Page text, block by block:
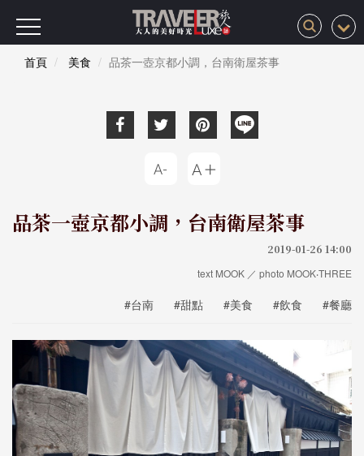
首頁 美食 品茶一壺京都小調，台南衛屋茶事
品茶一壺京都小調，台南衛屋茶事
2019-01-26 14:00
text MOOK ／ photo MOOK‧THREE
#台南 #甜點 #美食 #飲食 #餐廳